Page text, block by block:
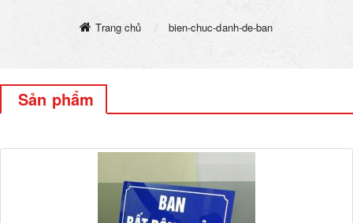
Trang chủ bien-chuc-danh-de-ban
Sản phẩm